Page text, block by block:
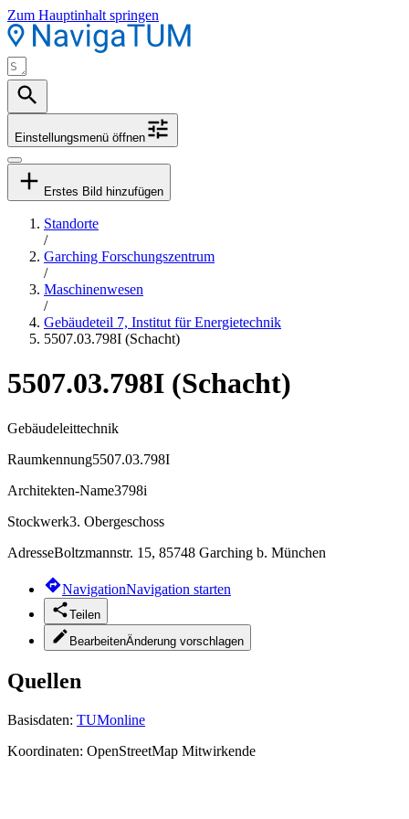
Zum Hauptinhalt springen
Einstellungsmenü öffnen
Erstes Bild hinzufügen
Standorte
/
Garching Forschungszentrum
/
Maschinenwesen
/
Gebäudeteil 7, Institut für Energietechnik
5507.03.798I (Schacht)
5507.03.798I (Schacht)
Gebäudeleittechnik
Raumkennung5507.03.798I
Architekten-Name3798i
Stockwerk3. Obergeschoss
AdresseBoltzmannstr. 15, 85748 Garching b. München
NavigationNavigation starten
Teilen
BearbeitenÄnderung vorschlagen
Quellen
Basisdaten: TUMonline
Koordinaten: OpenStreetMap Mitwirkende